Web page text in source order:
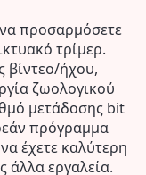
προσαρμόσετε
τρίμερ.
βίντεο/ήχου,
ζωολογικού
μετάδοσης bit
πρόγραμμα
έχετε καλύτερη
άλλα εργαλεία.